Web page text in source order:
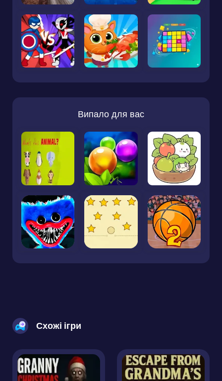
Випало для вас
Схожі ігри